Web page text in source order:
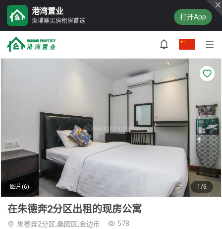
港湾置业
柬埔寨买房租房首选 打开App
图片(6) 1/6
在朱德奔2分区出租的现房公寓
朱德奔2分区,桑园区,金边市 578